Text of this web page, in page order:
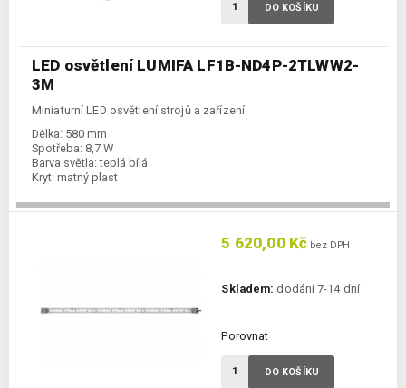
LED osvětlení LUMIFA LF1B-ND4P-2TLWW2-
3M
Miniaturní LED osvětlení strojů a zařízení
Délka: 580 mm
Spotřeba: 8,7 W
Barva světla: teplá bílá
Kryt: matný plast
DO KOŠÍKU
5 620,00 Kč bez DPH
Skladem: dodání 7-14 dní
Porovnat
DO KOŠÍKU